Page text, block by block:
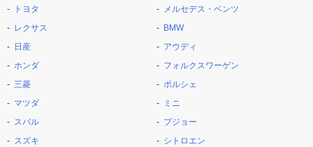
トヨタ
レクサス
日産
ホンダ
三菱
マツダ
スバル
スズキ
メルセデス・ベンツ
BMW
アウディ
フォルクスワーゲン
ポルシェ
ミニ
プジョー
シトロエン